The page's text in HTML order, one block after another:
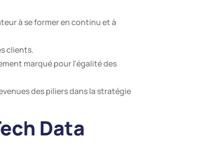
à se former en continu et à
clients.
marqué pour l’égalité des
des piliers dans la stratégie
Data